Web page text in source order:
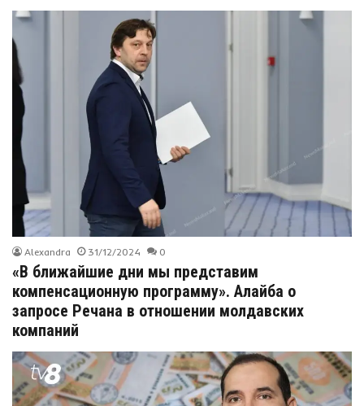
Alexandra 31/12/2024 0
«В ближайшие дни мы представим
компенсационную программу». Алайба о
запросе Речана в отношении молдавских
компаний